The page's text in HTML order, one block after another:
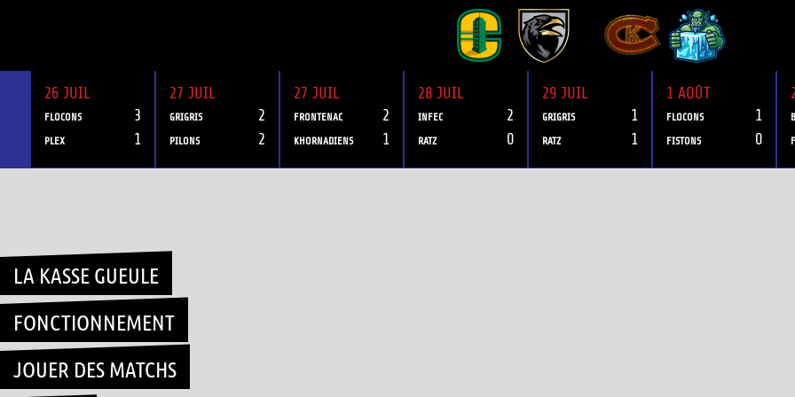
26 JUIL
FLOCONS 3
PLEX 1
27 JUIL
GRIGRIS 2
PILONS 2
27 JUIL
FRONTENAC 2
KHORNADIENS 1
28 JUIL
INFEC 2
RATZ 0
29 JUIL
GRIGRIS 1
RATZ 1
1 AOÛT
FLOCONS 1
FISTONS 0
LA KASSE GUEULE
FONCTIONNEMENT
JOUER DES MATCHS